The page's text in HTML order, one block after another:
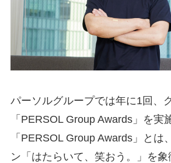
パーソルグループでは年に1回、
「PERSOL Group Awards」を実
「PERSOL Group Awards」とは
ン「はたらいて、笑おう。」を